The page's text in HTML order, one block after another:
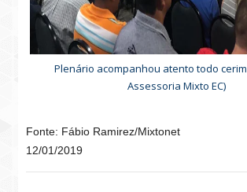
Plenário acompanhou atento todo
Assessoria Mixto EC)
Fonte: Fábio Ramirez/Mixtonet
12/01/2019